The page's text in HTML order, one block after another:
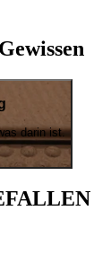
darin ist.